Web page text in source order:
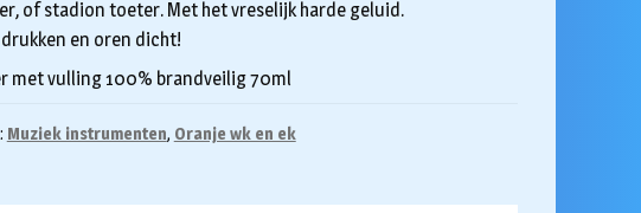
of stadion toeter. Met het vreselijk harde geluid.
en oren dicht!
met vulling 100% brandveilig 70ml
Muziek instrumenten, Oranje wk en ek